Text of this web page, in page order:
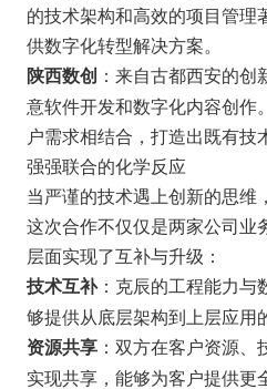
的技术架构和高效的项目管理
供数字化转型解决方案。
陕西数创 ：来自古都西安的
意软件开发和数字化内容创作
户需求相结合，打造出既有技
强强联合的化学反应
当严谨的技术遇上创新的思维
这次合作不仅仅是两家公司业
层面实现了互补与升级：
技术互补：克辰的工程能力与
够提供从底层架构到上层应用
资源共享：双方在客户资源、
实现共享，能够为客户提供更